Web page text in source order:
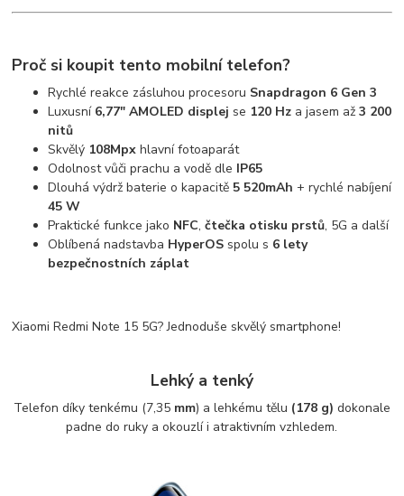
Proč si koupit tento mobilní telefon?
Rychlé reakce zásluhou procesoru Snapdragon 6 Gen 3
Luxusní 6,77" AMOLED displej se 120 Hz a jasem až 3 200
nitů
Skvělý 108Mpxhlavní fotoaparát
Odolnost vůči prachu a vodě dle IP65
Dlouhá výdrž baterie o kapacitě 5 520mAh + rychlé nabíjení
45 W
Praktické funkce jako NFC,čtečka otisku prstů, 5G a další
Oblíbená nadstavba HyperOS spolu s 6 lety
bezpečnostních záplat
Xiaomi Redmi Note 15 5G? Jednoduše skvělý smartphone!
Lehký a tenký
Telefon díky tenkému (7,35mm) a lehkému tělu (178 g) dokonale
padne do ruky a okouzlí i atraktivním vzhledem.